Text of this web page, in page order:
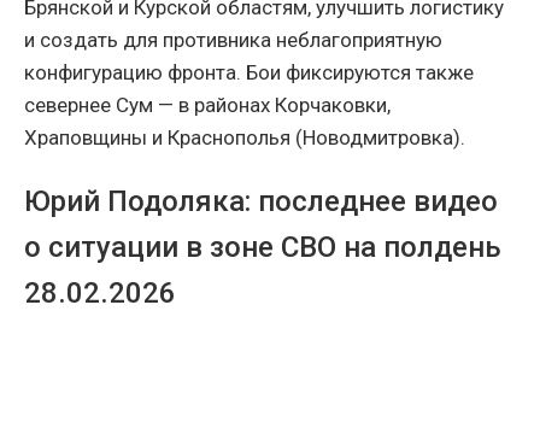
Брянской и Курской областям, улучшить логистику
и создать для противника неблагоприятную
конфигурацию фронта. Бои фиксируются также
севернее Сум — в районах Корчаковки,
Храповщины и Краснополья (Новодмитровка).
Юрий Подоляка: последнее видео
о ситуации в зоне СВО на полдень
28.02.2026